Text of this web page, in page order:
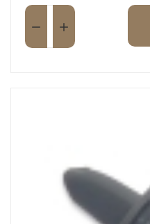
Miktar: